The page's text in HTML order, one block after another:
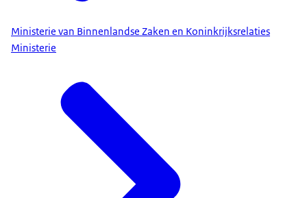
Ministerie van Binnenlandse Zaken en Koninkrijksrelaties
Ministerie